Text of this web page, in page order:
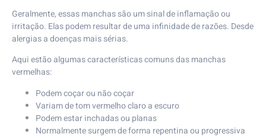
Geralmente, essas manchas são um sinal de inflamação ou
irritação. Elas podem resultar de uma infinidade de razões. Desde
alergias a doenças mais sérias.
Aqui estão algumas características comuns das manchas
vermelhas:
Podem coçar ou não coçar
Variam de tom vermelho claro a escuro
Podem estar inchadas ou planas
Normalmente surgem de forma repentina ou progressiva